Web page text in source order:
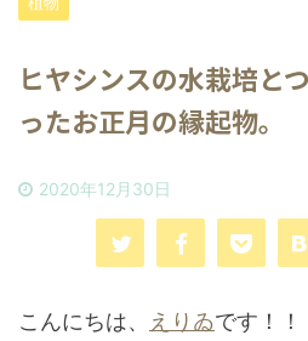
ヒヤシンスの水栽培と
ったお正月の縁起物。
2020年12月30日
こんにちは、 えりゐです！！